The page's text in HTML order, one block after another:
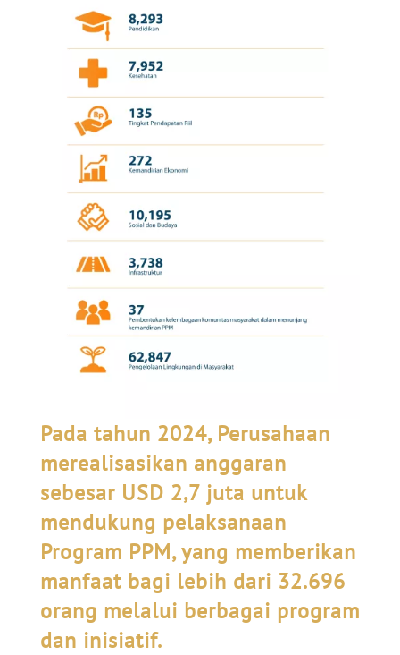
Pada tahun 2024, Perusahaan
merealisasikan anggaran
sebesar USD 2,7 juta untuk
mendukung pelaksanaan
Program PPM, yang memberikan
manfaat bagi lebih dari 32.696
orang melalui berbagai program
dan inisiatif.